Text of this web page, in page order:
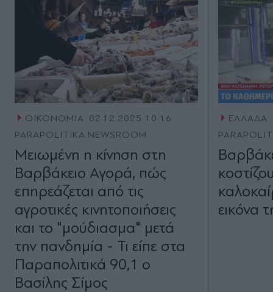
ΟΙΚΟΝΟΜΙΑ 02.12.2025 10:16
PARAPOLITIKA NEWSROOM
Μειωμένη η κίνηση στη
Βαρβάκειο Αγορά, πώς
επηρεάζεται από τις
αγροτικές κινητοποιήσεις
και το "μούδιασμα" μετά
την πανδημία - Τι είπε στα
Παραπολιτικά 90,1 ο
Βασίλης Σίμος
ΕΛΛΑΔΑ
εικόνα